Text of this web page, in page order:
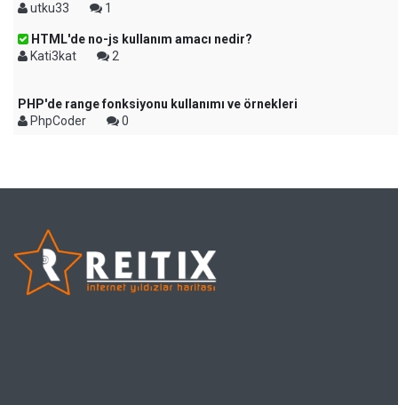
utku33
1
HTML'de no-js kullanım amacı nedir?
Kati3kat
2
PHP'de range fonksiyonu kullanımı ve örnekleri
PhpCoder
0